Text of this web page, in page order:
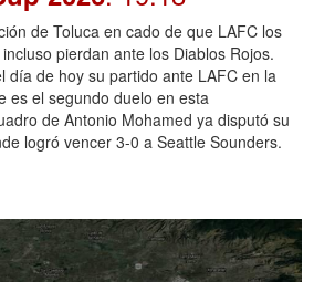
de Toluca en cado de que LAFC los
pierdan ante los Diablos Rojos.
día de hoy su partido ante LAFC en la
es el segundo duelo en esta
de Antonio Mohamed ya disputó su
logró vencer 3-0 a Seattle Sounders.